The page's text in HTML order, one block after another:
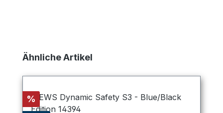
Produktgalerie überspringen
Ähnliche Artikel
Rabatt
%